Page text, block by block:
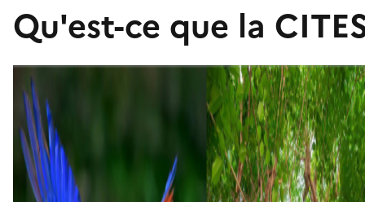
Qu'est-ce que la